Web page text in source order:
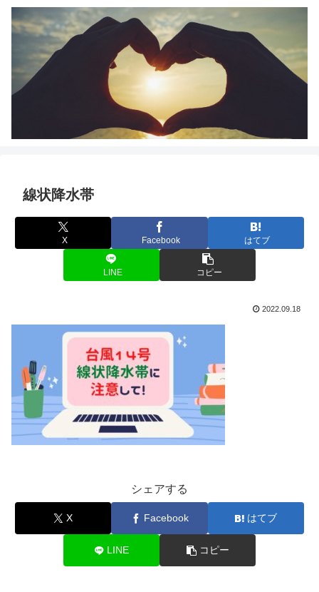
線状降水帯
X Facebook はてブ
LINE コピー
2022.09.18
シェアする
X Facebook はてブ
LINE コピー